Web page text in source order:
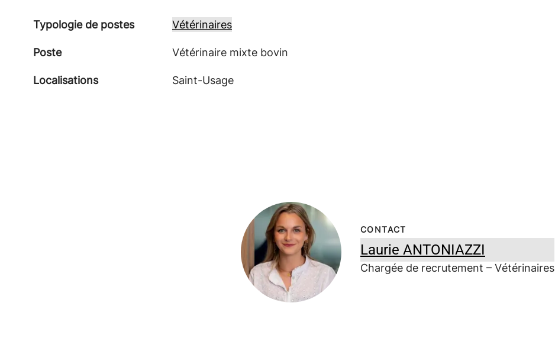
Typologie de postes Vétérinaires
Poste Vétérinaire mixte bovin
Localisations Saint-Usage
CONTACT
Laurie ANTONIAZZI
Chargée de recrutement – Vétérinaires